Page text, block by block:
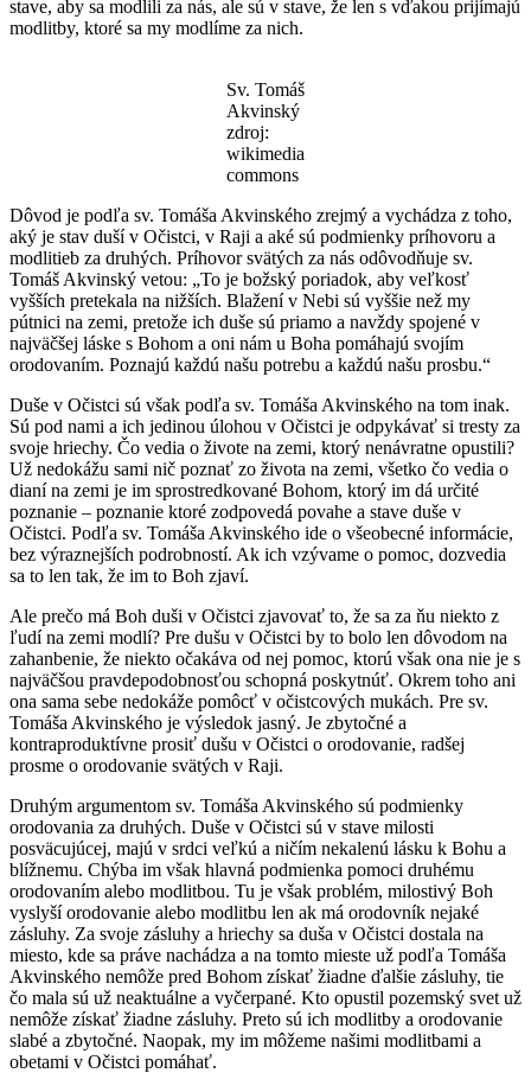
stave, aby sa modlili za nás, ale sú v stave, že len s vďakou prijímajú
modlitby, ktoré sa my modlíme za nich.
Sv. Tomáš
Akvinský
zdroj:
wikimedia
commons
Dôvod je podľa sv. Tomáša Akvinského zrejmý a vychádza z toho,
aký je stav duší v Očistci, v Raji a aké sú podmienky príhovoru a
modlitieb za druhých. Príhovor svätých za nás odôvodňuje sv.
Tomáš Akvinský vetou: „To je božský poriadok, aby veľkosť
vyšších pretekala na nižších. Blažení v Nebi sú vyššie než my
pútnici na zemi, pretože ich duše sú priamo a navždy spojené v
najväčšej láske s Bohom a oni nám u Boha pomáhajú svojím
orodovaním. Poznajú každú našu potrebu a každú našu prosbu.“
Duše v Očistci sú však podľa sv. Tomáša Akvinského na tom inak.
Sú pod nami a ich jedinou úlohou v Očistci je odpykávať si tresty za
svoje hriechy. Čo vedia o živote na zemi, ktorý nenávratne opustili?
Už nedokážu sami nič poznať zo života na zemi, všetko čo vedia o
dianí na zemi je im sprostredkované Bohom, ktorý im dá určité
poznanie – poznanie ktoré zodpovedá povahe a stave duše v
Očistci. Podľa sv. Tomáša Akvinského ide o všeobecné informácie,
bez výraznejších podrobností. Ak ich vzývame o pomoc, dozvedia
sa to len tak, že im to Boh zjaví.
Ale prečo má Boh duši v Očistci zjavovať to, že sa za ňu niekto z
ľudí na zemi modlí? Pre dušu v Očistci by to bolo len dôvodom na
zahanbenie, že niekto očakáva od nej pomoc, ktorú však ona nie je s
najväčšou pravdepodobnosťou schopná poskytnúť. Okrem toho ani
ona sama sebe nedokáže pomôcť v očistcových mukách. Pre sv.
Tomáša Akvinského je výsledok jasný. Je zbytočné a
kontraproduktívne prosiť dušu v Očistci o orodovanie, radšej
prosme o orodovanie svätých v Raji.
Druhým argumentom sv. Tomáša Akvinského sú podmienky
orodovania za druhých. Duše v Očistci sú v stave milosti
posväcujúcej, majú v srdci veľkú a ničím nekalenú lásku k Bohu a
blížnemu. Chýba im však hlavná podmienka pomoci druhému
orodovaním alebo modlitbou. Tu je však problém, milostivý Boh
vyslyší orodovanie alebo modlitbu len ak má orodovník nejaké
zásluhy. Za svoje zásluhy a hriechy sa duša v Očistci dostala na
miesto, kde sa práve nachádza a na tomto mieste už podľa Tomáša
Akvinského nemôže pred Bohom získať žiadne ďalšie zásluhy, tie
čo mala sú už neaktuálne a vyčerpané. Kto opustil pozemský svet už
nemôže získať žiadne zásluhy. Preto sú ich modlitby a orodovanie
slabé a zbytočné. Naopak, my im môžeme našimi modlitbami a
obetami v Očistci pomáhať.